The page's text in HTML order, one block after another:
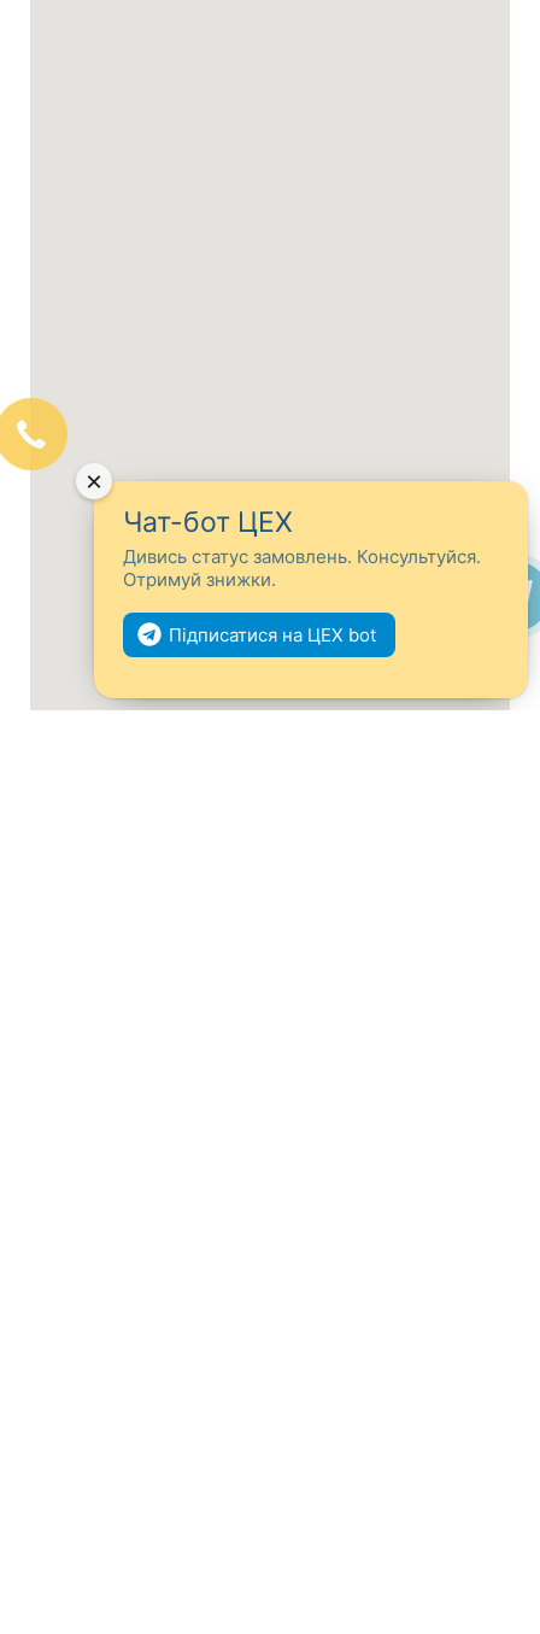
Чат-бот ЦЕХ
Дивись статус замовлень. Консультуйся.
Отримуй знижки.
Підписатися на ЦЕХ bot
×